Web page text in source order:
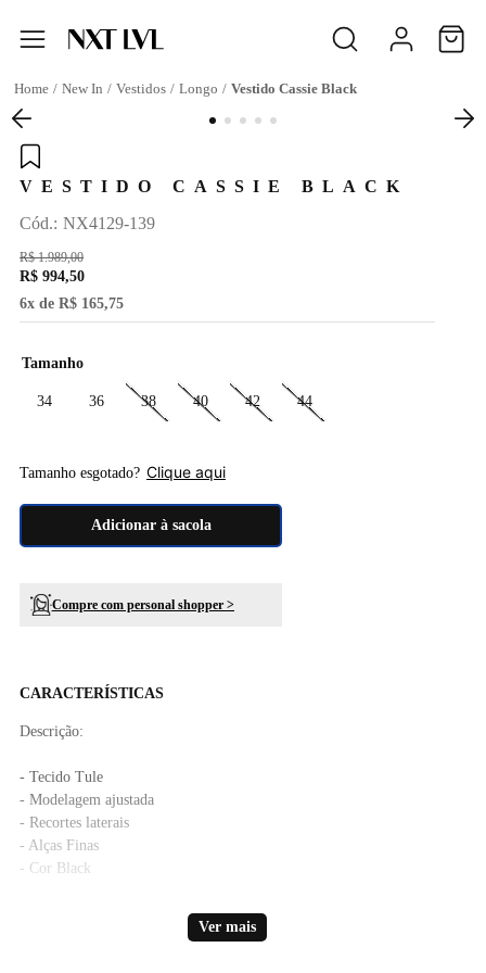
New In Vestidos Longo Vestido Cassie Black
VESTIDO CASSIE BLACK
: NX4129-139
R$ 1.989,00
R$ 994,50
6x de R$ 165,75
Tamanho
34 36 38 40 42 44
Tamanho esgotado? Clique aqui
Adicionar à sacola
Compre com personal shopper >
CARACTERÍSTICAS
Descrição:
- Tecido Tule
- Modelagem ajustada
- Recortes laterais
- Alças Finas
- Cor Black
A cor do produto nas fotos produzidas com modelos pode sofrer
alteração em decorrência do uso do flash.
Ver mais